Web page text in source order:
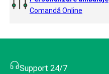
Comandă Online
Support 24/7